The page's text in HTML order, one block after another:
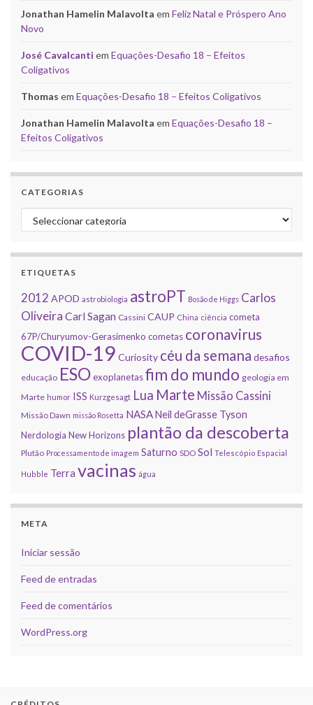
Jonathan Hamelin Malavolta em Feliz Natal e Próspero Ano
Novo
José Cavalcanti em Equações-Desafio 18 – Efeitos
Coligativos
Thomas em Equações-Desafio 18 – Efeitos Coligativos
Jonathan Hamelin Malavolta em Equações-Desafio 18 –
Efeitos Coligativos
CATEGORIAS
Categorias
ETIQUETAS
2012 APOD astrobiologia astroPT Bosão de Higgs Carlos
Oliveira Carl Sagan Cassini CAUP China ciência cometa
67P/Churyumov-Gerasimenko cometas coronavirus
COVID-19 Curiosity céu da semana desafios
educação ESOexoplanetasfim do mundo geologia em
Marte humor ISS Kurzgesagt Lua Marte Missão Cassini
Missão Dawn missão Rosetta NASANeil deGrasse Tyson
Nerdologia New Horizons plantão da descoberta
Plutão Processamento de imagem Saturno SDO Sol Telescópio Espacial
Hubble Terra vacinas água
META
Iniciar sessão
Feed de entradas
Feed de comentários
WordPress.org